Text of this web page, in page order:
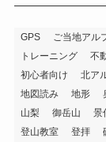
GPS ご当地アル
トレーニング
不
初心者向け
北ア
地図読み
地形
山梨
御岳山 景
登山教室
登拝